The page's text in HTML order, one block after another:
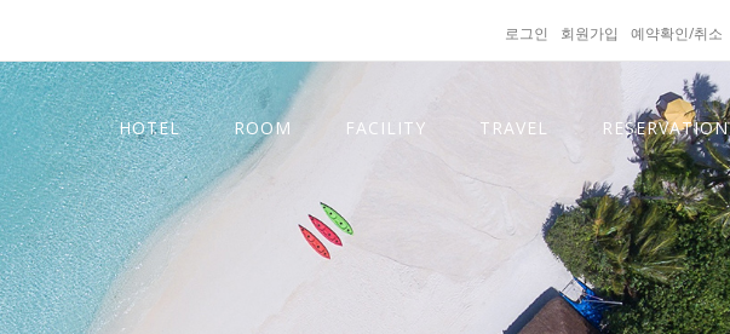
로그인 회원가입 예약확인/취소
HOTEL ROOM FACILITY TRAVEL RESERVATION